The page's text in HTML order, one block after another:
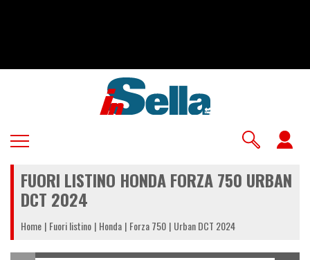
FUORI LISTINO HONDA FORZA 750 URBAN
DCT 2024
Home Fuori listino Honda Forza 750 Urban DCT 2024